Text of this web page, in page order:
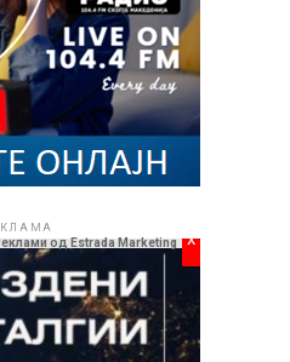
од Estrada Marketing x